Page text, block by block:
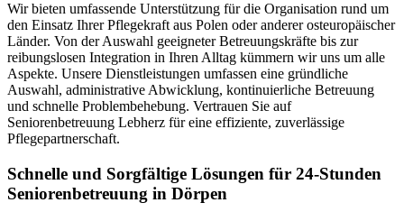
Wir bieten umfassende Unterstützung für die Organisation rund um
den Einsatz Ihrer Pflegekraft aus Polen oder anderer osteuropäischer
Länder. Von der Auswahl geeigneter Betreuungskräfte bis zur
reibungslosen Integration in Ihren Alltag kümmern wir uns um alle
Aspekte. Unsere Dienstleistungen umfassen eine gründliche
Auswahl, administrative Abwicklung, kontinuierliche Betreuung
und schnelle Problembehebung. Vertrauen Sie auf
Seniorenbetreuung Lebherz für eine effiziente, zuverlässige
Pflegepartnerschaft.
Schnelle und Sorgfältige Lösungen für 24-Stunden
Seniorenbetreuung in Dörpen